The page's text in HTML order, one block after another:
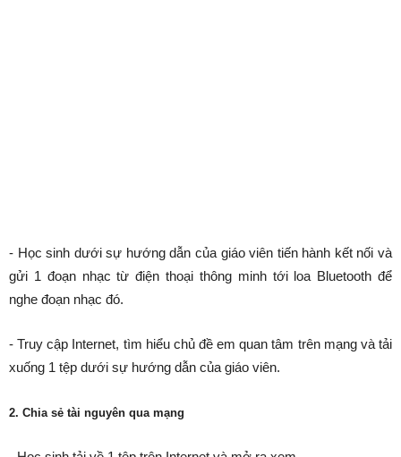
- Học sinh dưới sự hướng dẫn của giáo viên tiến hành kết nối và
gửi 1 đoạn nhạc từ điện thoại thông minh tới loa Bluetooth để
nghe đoạn nhạc đó.
- Truy cập Internet, tìm hiểu chủ đề em quan tâm trên mạng và tải
xuống 1 tệp dưới sự hướng dẫn của giáo viên.
2. Chia sẻ tài nguyên qua mạng